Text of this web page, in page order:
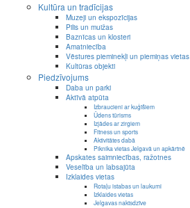
Kultūra un tradīcijas
Muzeji un ekspozīcijas
Pilis un muižas
Baznīcas un klosteri
Amatniecība
Vēstures pieminekļi un piemiņas vietas
Kultūras objekti
Piedzīvojums
Daba un parki
Aktīvā atpūta
Izbraucieni ar kuģīšiem
Ūdens tūrisms
Izjādes ar zirgiem
Fitness un sports
Aktivitātes dabā
Piknika vietas Jelgavā un apkārtnē
Apskates saimniecības, ražotnes
Veselība un labsajūta
Izklaides vietas
Rotaļu istabas un laukumi
Izklaides vietas
Jelgavas naktsdzīve